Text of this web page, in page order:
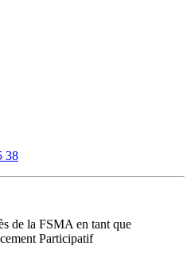
38
de la FSMA en tant que
Participatif